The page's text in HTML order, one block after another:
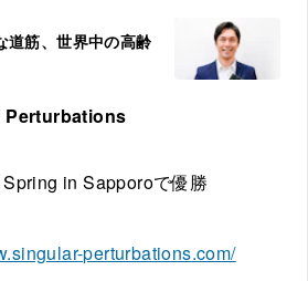
道筋、世界中の高齢
Perturbations
in Sapporoで優勝
perturbations.com/